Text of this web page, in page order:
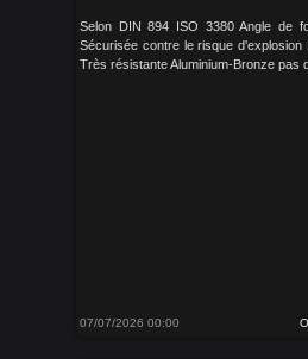
Selon DIN 894 ISO 3380 Angle de
Sécurisée contre le risque
Très résistante Aluminium-Bronze pas
07/07/2026 00:00